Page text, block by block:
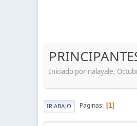
Iniciado por nalayale,
IR ABAJO Páginas 1